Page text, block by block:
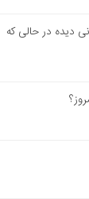
دیده در حالی که